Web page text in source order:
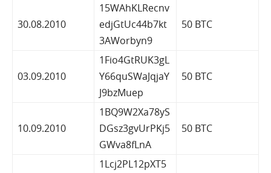
30.08.2010
15WAhKLRecnv
edjGtUc44b7kt
3AWorbyn9
50 BTC
03.09.2010
1Fio4GtRUK3gL
Y66quSWaJqjaY
J9bzMuep
50 BTC
10.09.2010
1BQ9W2Xa78yS
DGsz3gvUrPKj5
GWva8fLnA
50 BTC
1Lcj2PL12pXT5